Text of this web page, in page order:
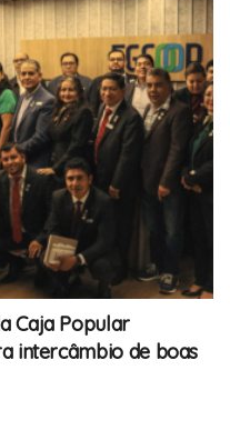
Caja Popular
intercâmbio de boas